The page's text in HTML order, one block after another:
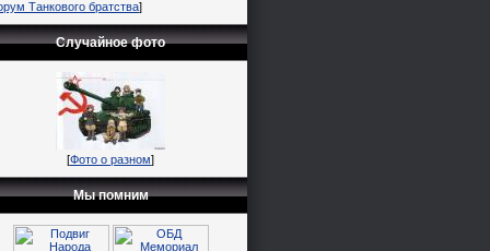
Танкового братства]
Случайное фото
[Фото о разном]
Мы помним